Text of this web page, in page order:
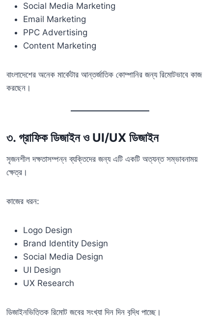
Social Media Marketing
Email Marketing
PPC Advertising
Content Marketing
বাংলাদেশের অনেক মার্কেটার আন্তর্জাতিক কোম্পানির জন্য রিমোটভাবে কাজ
করছেন।
৩. গ্রাফিক ডিজাইন ও UI/UX ডিজাইন
সৃজনশীল দক্ষতাসম্পন্ন ব্যক্তিদের জন্য এটি একটি অত্যন্ত সম্ভাবনাময়
ক্ষেত্র।
কাজের ধরন:
Logo Design
Brand Identity Design
Social Media Design
UI Design
UX Research
ডিজাইনভিত্তিক রিমোট জবের সংখ্যা দিন দিন বৃদ্ধি পাচ্ছে।